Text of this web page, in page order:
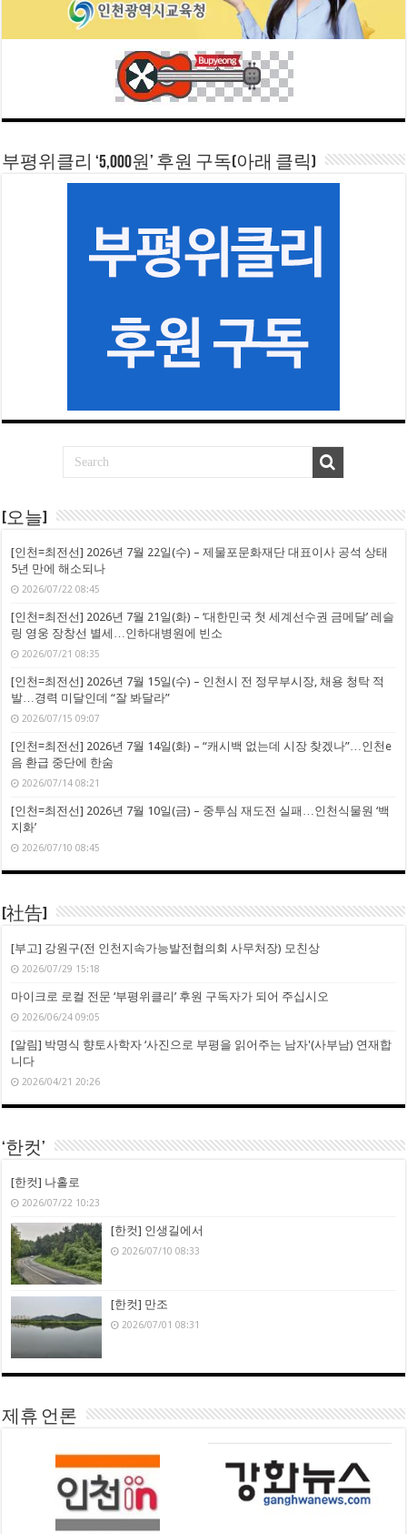
부평위클리 ‘5,000원’ 후원 구독(아래 클릭)
[오늘]
[인천=최전선] 2026년 7월 22일(수) – 제물포문화재단 대표이사 공석 상태
5년 만에 해소되나
2026/07/22 08:45
[인천=최전선] 2026년 7월 21일(화) – ‘대한민국 첫 세계선수권 금메달’ 레슬
링 영웅 장창선 별세…인하대병원에 빈소
2026/07/21 08:35
[인천=최전선] 2026년 7월 15일(수) – 인천시 전 정무부시장, 채용 청탁 적
발…경력 미달인데 “잘 봐달라”
2026/07/15 09:07
[인천=최전선] 2026년 7월 14일(화) – “캐시백 없는데 시장 찾겠나”…인천e
음 환급 중단에 한숨
2026/07/14 08:21
[인천=최전선] 2026년 7월 10일(금) – 중투심 재도전 실패…인천식물원 ‘백
지화’
2026/07/10 08:45
[社告]
[부고] 강원구(전 인천지속가능발전협의회 사무처장) 모친상
2026/07/29 15:18
마이크로 로컬 전문 ‘부평위클리’ 후원 구독자가 되어 주십시오
2026/06/24 09:05
[알림] 박명식 향토사학자 ‘사진으로 부평을 읽어주는 남자'(사부남) 연재합
니다
2026/04/21 20:26
‘한컷’
[한컷] 나홀로
2026/07/22 10:23
[한컷] 인생길에서
2026/07/10 08:33
[한컷] 만조
2026/07/01 08:31
제휴 언론